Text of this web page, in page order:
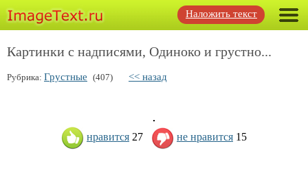
Наложить текст
Картинки с надписями, Одиноко и грустно...
Рубрика: Грустные (407) << назад
нравится 27 не нравится 15